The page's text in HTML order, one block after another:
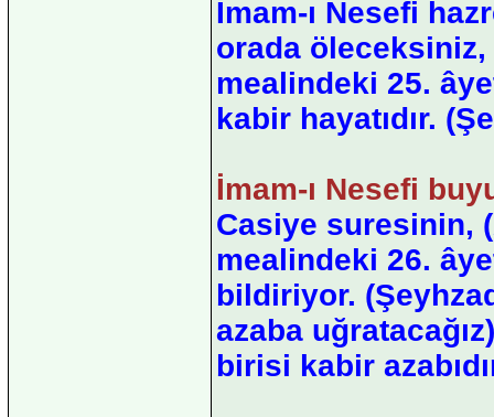
İmam-ı Nesefi
orada öleceksiniz,
mealindeki 25.
kabir hayatıdır.
İmam-ı Nesefi
Casiye suresinin,
mealindeki 26.
bildiriyor.
azaba
birisi kabir